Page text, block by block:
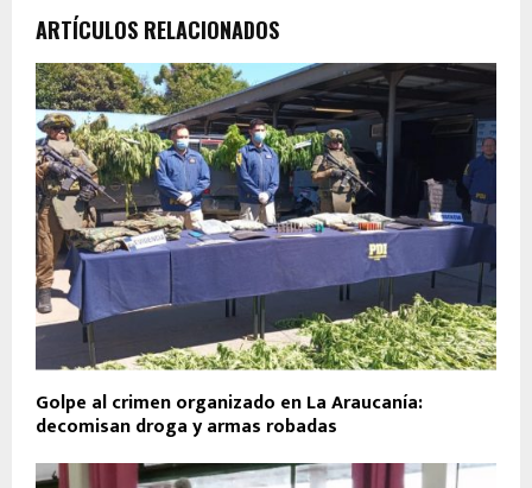
ARTÍCULOS RELACIONADOS
Golpe al crimen organizado en La Araucanía:
decomisan droga y armas robadas